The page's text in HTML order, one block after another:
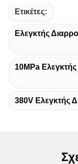
Ετικέτες:
Ελεγκτής
10MPa
380V Ελεγκτής